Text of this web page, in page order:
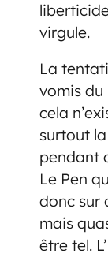
virgule.
La
vomis du
cela
surtout
pendant
Le Pen
donc sur
mais
être tel.